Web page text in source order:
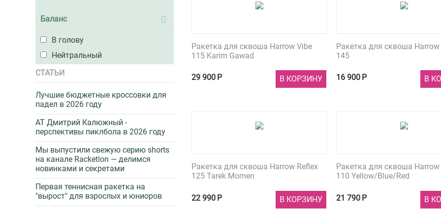
Баланс
В голову
Нейтральный
СТАТЬИ
Лучшие бюджетные кроссовки для
падел в 2026 году
AT Дмитрий Калюжный -
перспективы пиклбола в 2026 году
Мы выпустили свежую серию shorts
на канале Racketlon — делимся
новинками и секретами
Первая теннисная ракетка на
"вырост" для взрослых и юниоров
Ракетка для сквоша Harrow Vibe
115 Karim Gawad
29 900 Р В КОРЗИНУ
Ракетка для сквоша
145
16 900 Р В
Ракетка для сквоша Harrow Reflex
125 Tarek Momen
22 990 Р В КОРЗИНУ
Ракетка для сквоша
110 Yellow/Blue/Red
21 790 Р В